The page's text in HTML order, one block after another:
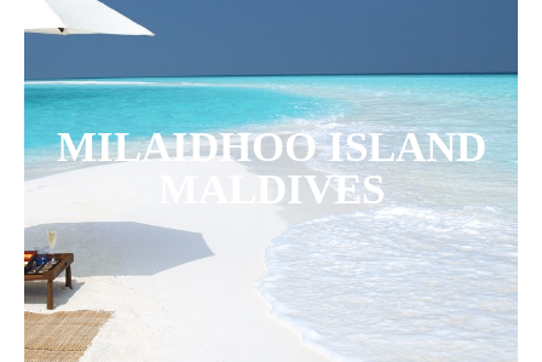
MILAIDHOO ISLAND
MALDIVES